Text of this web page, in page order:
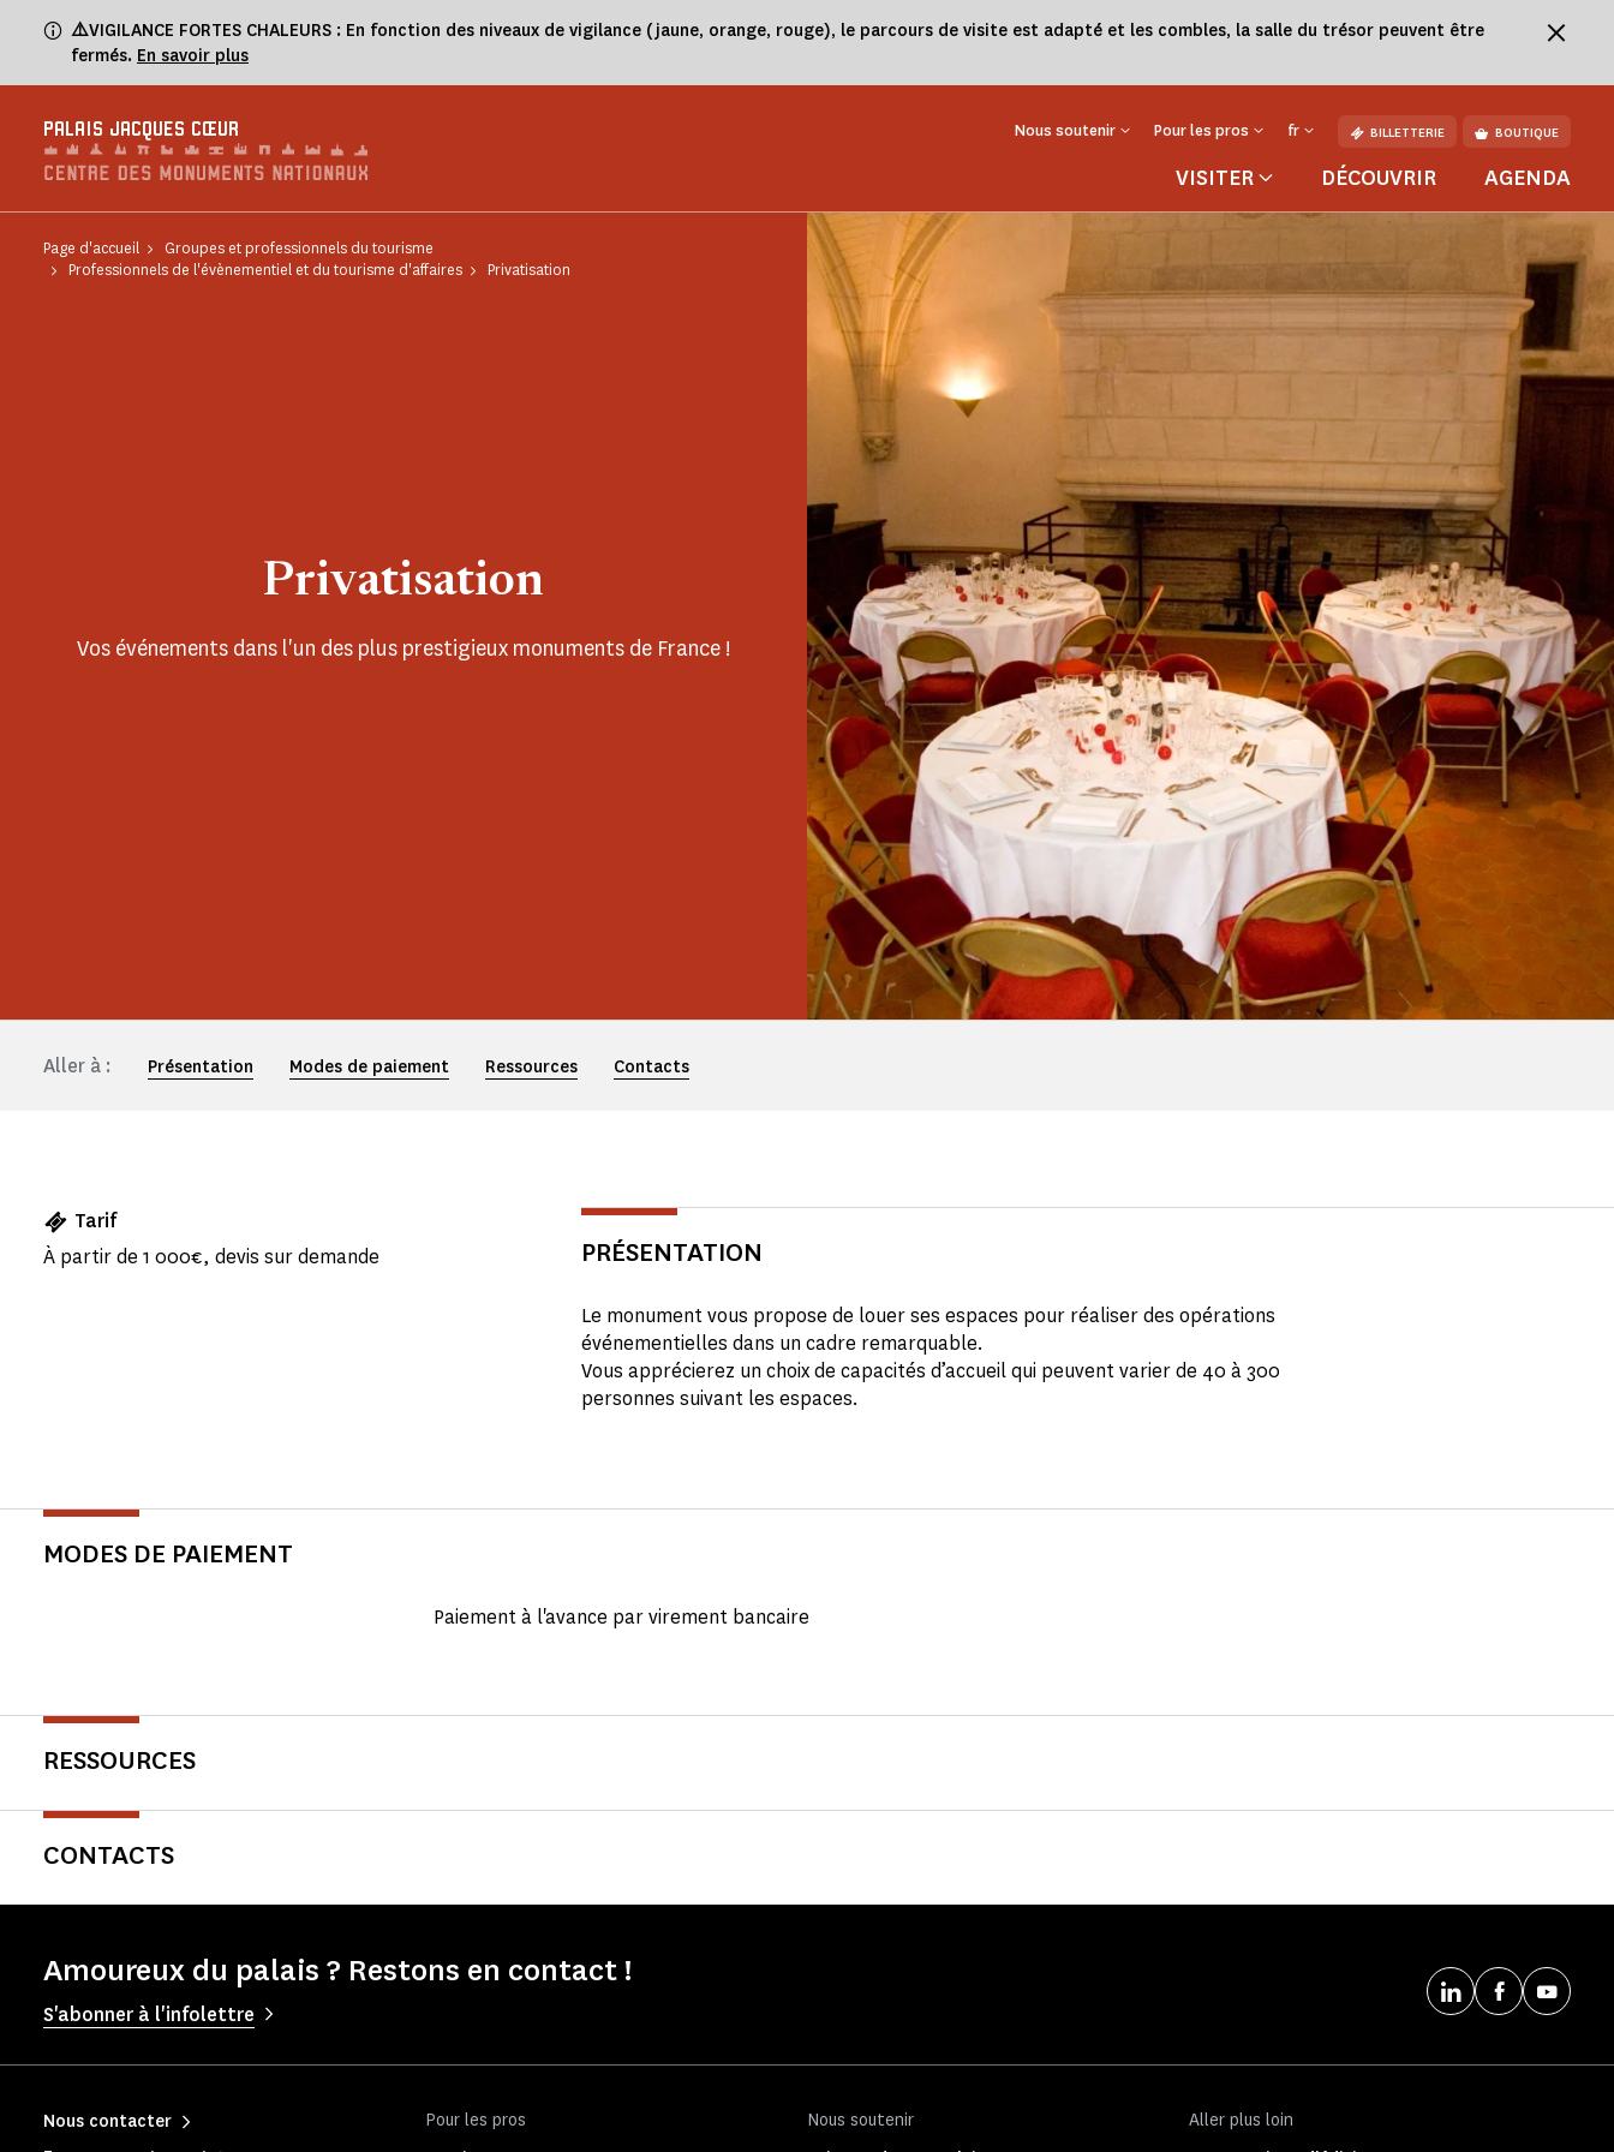
⚠️VIGILANCE FORTES CHALEURS : En fonction des niveaux de vigilance (jaune, orange, rouge), le parcours de visite est adapté et les combles, la salle du trésor peuvent être
fermés. En savoir plus
PALAIS JACQUES CŒUR Nous soutenir Pour les pros fr BILLETTERIE BOUTIQUE
VISITER DÉCOUVRIR AGENDA
Page d'accueil
Groupes et professionnels du tourisme
Professionnels de l'évènementiel et du tourisme d'affaires
Privatisation
Privatisation
Vos événements dans l'un des plus prestigieux monuments de France !
Aller à : Présentation Modes de paiement Ressources Contacts
Tarif
À partir de 1 000€, devis sur demande
PRÉSENTATION
Le monument vous propose de louer ses espaces pour réaliser des opérations
événementielles dans un cadre remarquable.
Vous apprécierez un choix de capacités d’accueil qui peuvent varier de 40 à 300
personnes suivant les espaces.
MODES DE PAIEMENT
Paiement à l'avance par virement bancaire
RESSOURCES
CONTACTS
Amoureux du palais ? Restons en contact !
S'abonner à l'infolettre
Pour les pros
Nous soutenir
Aller plus loin
Nous contacter